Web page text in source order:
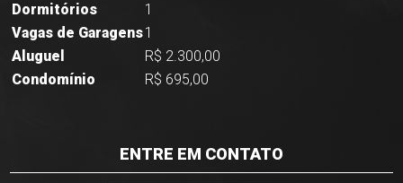
Dormitórios
1
Vagas de Garagens1
Aluguel
R$ 2.300,00
Condomínio
R$ 695,00
ENTRE EM CONTATO